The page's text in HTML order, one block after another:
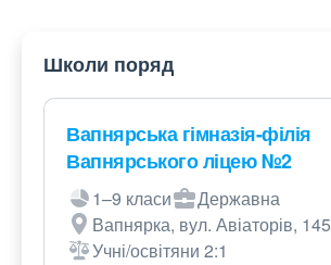
Школи поряд
Вапнярська гімназія-філія
Вапнярського ліцею №2
1–9 класи
Державна
Вапнярка, вул. Авіаторів, 145
Учні/освітяни 2:1